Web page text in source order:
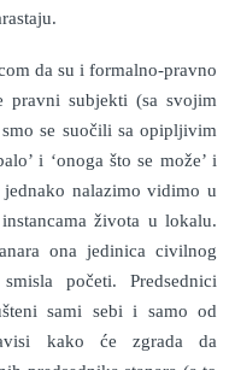
da su i formalno-pravno
pravni subjekti (sa svojim
se suočili sa opipljivim
i ‘onoga što se može’ i
nalazimo vidimo u
života u lokalu.
ona jedinica civilnog
početi. Predsednici
sami sebi i samo od
kako će zgrada da